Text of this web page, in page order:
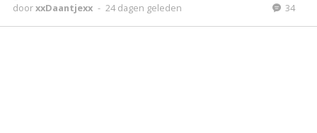
doorxxDaantjexx - 24 dagen geleden 34